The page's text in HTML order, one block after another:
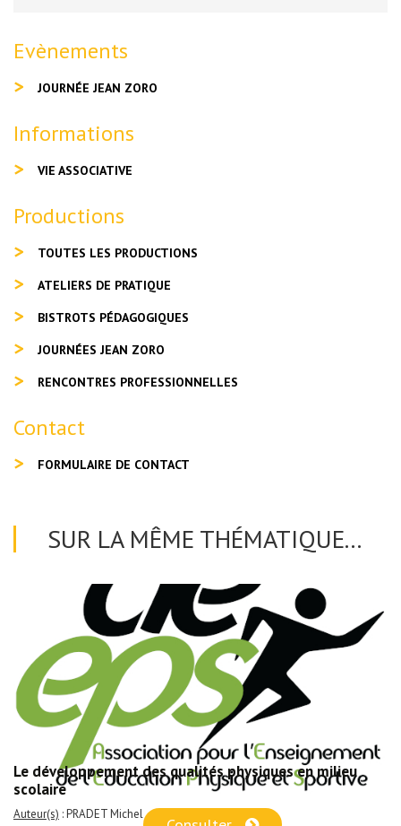
Evènements
JOURNÉE JEAN ZORO
Informations
VIE ASSOCIATIVE
Productions
TOUTES LES PRODUCTIONS
ATELIERS DE PRATIQUE
BISTROTS PÉDAGOGIQUES
JOURNÉES JEAN ZORO
RENCONTRES PROFESSIONNELLES
Contact
FORMULAIRE DE CONTACT
SUR LA MÊME THÉMATIQUE...
Le développement des qualités physiques en milieu
scolaire
Auteur(s) : PRADET Michel